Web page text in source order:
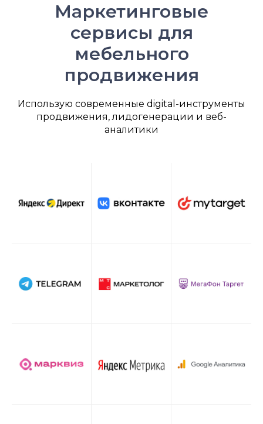
Маркетинговые
сервисы для
мебельного
продвижения
Использую современные digital-инструменты
продвижения, лидогенерации и веб-
аналитики